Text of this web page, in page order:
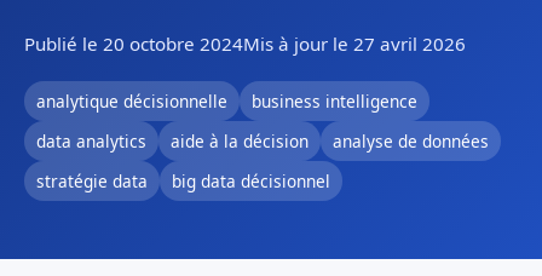
Publié le 20 octobre 2024Mis à jour le 27 avril 2026
analytique décisionnelle
business intelligence
data analytics
aide à la décision
analyse de données
stratégie data
big data décisionnel